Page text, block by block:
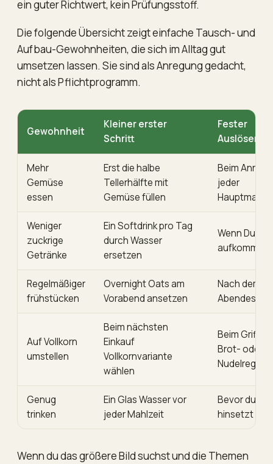
ein guter Richtwert, kein Prüfungsstoff.
Die folgende Übersicht zeigt einfache Tausch- und
Aufbau-Gewohnheiten, die sich im Alltag gut
umsetzen lassen. Sie sind als Anregung gedacht,
nicht als Pflichtprogramm.
Gewohnheit
Kleiner erster
Schritt
Fester
Auslöser
Mehr
Gemüse
essen
Erst die halbe
Tellerhälfte mit
Gemüse füllen
Beim
jeder
Weniger
zuckrige
Getränke
Ein Softdrink pro Tag
durch Wasser
ersetzen
Wenn Durst
aufkommt
Regelmäßiger
frühstücken
Overnight Oats am
Vorabend ansetzen
Nach dem
Abendessen
Auf Vollkorn
umstellen
Beim nächsten
Einkauf
Vollkornvariante
wählen
Beim Griff ins
Brot- oder
Nudelregal
Genug
trinken
Ein Glas Wasser vor
jeder Mahlzeit
Bevor du
hinsetzt
Wenn du das größere Bild suchst und die Themen